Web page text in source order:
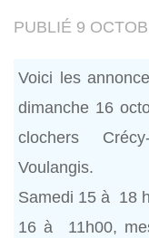
PUBLIÉ 9
Voici les
dimanche 16
clochers
Voulangis.
Samedi 15 à 18
16 à 11h00,